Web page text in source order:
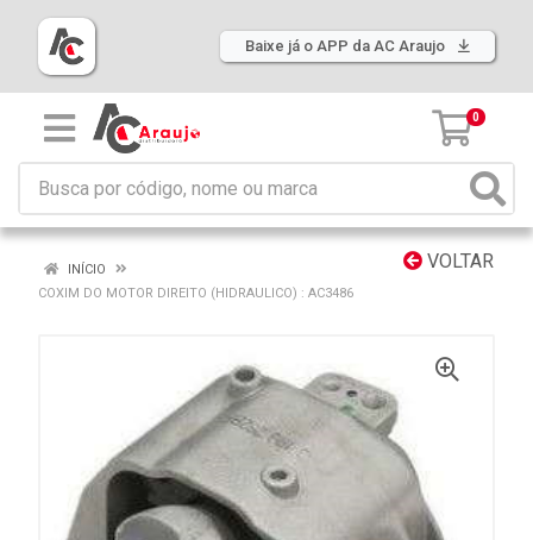
Baixe já o APP da AC Araujo
0
VOLTAR
INÍCIO
COXIM DO MOTOR DIREITO (HIDRAULICO) : AC3486